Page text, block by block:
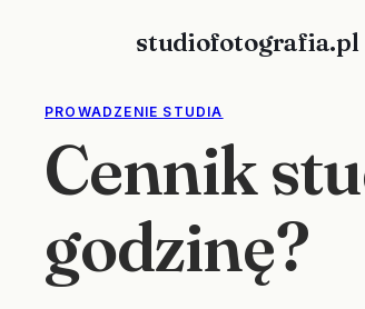
studiofotografia.pl
PROWADZENIE STUDIA
Cennik
godzinę?